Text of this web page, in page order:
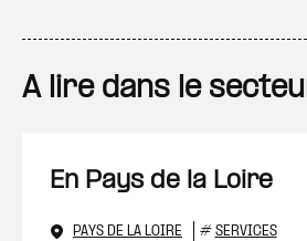
A lire dans le
En Pays de la Loire
PAYS DE LA LOIRE # SERVICES